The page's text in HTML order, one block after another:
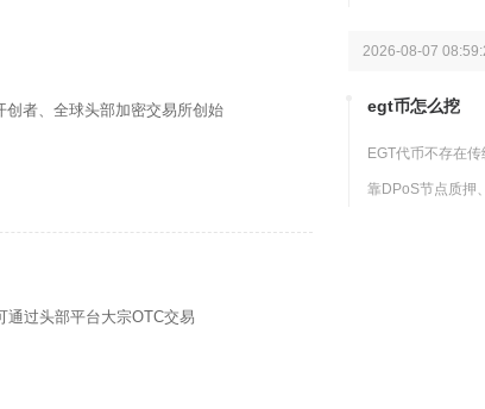
者、全球头部加密交易所创始
过头部平台大宗OTC交易
2026-08-07
egt币怎么挖
EGT代币不存在
靠DPoS节点质押